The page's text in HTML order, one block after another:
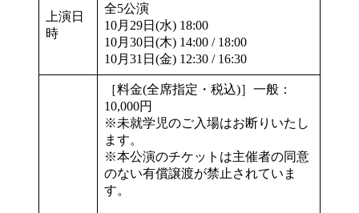
上演日
時
全5公演
10月29日(水) 18:00
10月30日(木) 14:00 / 18:00
10月31日(金) 12:30 / 16:30
［料金(全席指定・税込)］一般：
10,000円
※未就学児のご入場はお断りいたし
ます。
※本公演のチケットは主催者の同意
のない有償譲渡が禁止されていま
す。